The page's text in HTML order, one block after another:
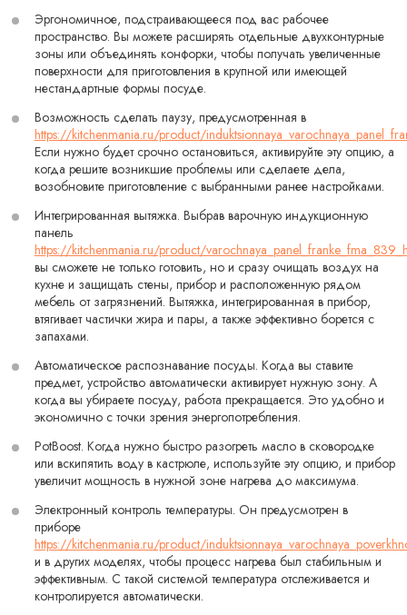
Эргономичное, подстраивающееся под вас рабочее
пространство. Вы можете расширять отдельные двухконтурные
зоны или объединять конфорки, чтобы получать увеличенные
поверхности для приготовления в крупной или имеющей
нестандартные формы посуде.
Возможность сделать паузу, предусмотренная в
https://kitchenmania.ru/product/
Если нужно будет срочно остановиться, активируйте эту опцию, а
когда решите возникшие проблемы или сделаете дела,
возобновите приготовление с выбранными ранее настройками.
Интегрированная вытяжка. Выбрав варочную индукционную
панель
https://kitchenmania.ru/product/
вы сможете не только готовить, но и сразу очищать воздух на
кухне и защищать стены, прибор и расположенную рядом
мебель от загрязнений. Вытяжка, интегрированная в прибор,
втягивает частички жира и пары, а также эффективно борется с
запахами.
Автоматическое распознавание посуды. Когда вы ставите
предмет, устройство автоматически активирует нужную зону. А
когда вы убираете посуду, работа прекращается. Это удобно и
экономично с точки зрения энергопотребления.
PotBoost. Когда нужно быстро разогреть масло в сковородке
или вскипятить воду в кастрюле, используйте эту опцию, и прибор
увеличит мощность в нужной зоне нагрева до максимума.
Электронный контроль температуры. Он предусмотрен в
приборе
https://kitchenmania.ru/product/
и в других моделях, чтобы процесс нагрева был стабильным и
эффективным. С такой системой температура отслеживается и
контролируется автоматически.